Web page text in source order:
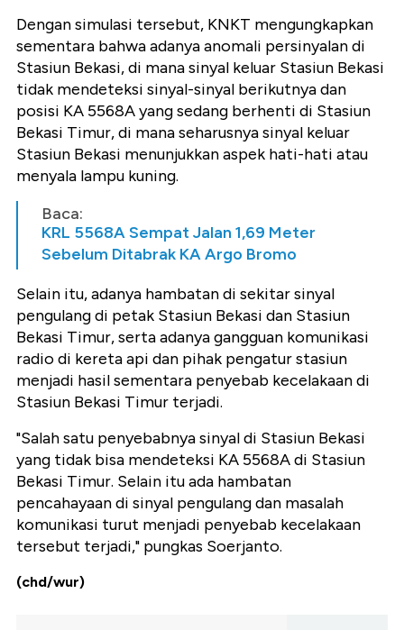
Dengan simulasi tersebut, KNKT mengungkapkan
sementara bahwa adanya anomali persinyalan di
Stasiun Bekasi, di mana sinyal keluar Stasiun Bekasi
tidak mendeteksi sinyal-sinyal berikutnya dan
posisi KA 5568A yang sedang berhenti di Stasiun
Bekasi Timur, di mana seharusnya sinyal keluar
Stasiun Bekasi menunjukkan aspek hati-hati atau
menyala lampu kuning.
Baca:
KRL 5568A Sempat Jalan 1,69 Meter
Sebelum Ditabrak KA Argo Bromo
Selain itu, adanya hambatan di sekitar sinyal
pengulang di petak Stasiun Bekasi dan Stasiun
Bekasi Timur, serta adanya gangguan komunikasi
radio di kereta api dan pihak pengatur stasiun
menjadi hasil sementara penyebab kecelakaan di
Stasiun Bekasi Timur terjadi.
"Salah satu penyebabnya sinyal di Stasiun Bekasi
yang tidak bisa mendeteksi KA 5568A di Stasiun
Bekasi Timur. Selain itu ada hambatan
pencahayaan di sinyal pengulang dan masalah
komunikasi turut menjadi penyebab kecelakaan
tersebut terjadi," pungkas Soerjanto.
(chd/wur)